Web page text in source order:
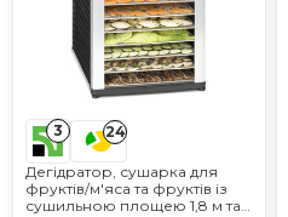
3 24
Дегідратор, сушарка для
фруктів/м'яса та фруктів із
сушильною площею 1,8 м та